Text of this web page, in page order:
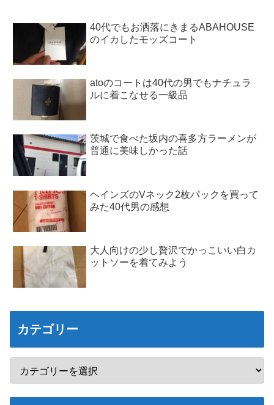
40代でもお洒落にきまるABAHOUSE
のイカしたモッズコート
atoのコートは40代の男でもナチュラ
ルに着こなせる一級品
茨城で食べた坂内の喜多方ラーメンが
普通に美味しかった話
ヘインズのVネック2枚パックを買って
みた40代男の感想
大人向けの少し贅沢でかっこいい白カ
ットソーを着てみよう
カテゴリー